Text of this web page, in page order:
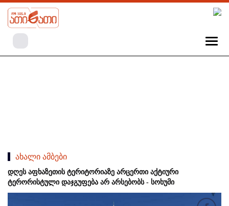
ახალი ამბები
დღეს აფხაზეთის ტერიტორიაზე არცერთი აქტიური
ტერორისტული დაჯგუფება არ არსებობს - სოხუმი